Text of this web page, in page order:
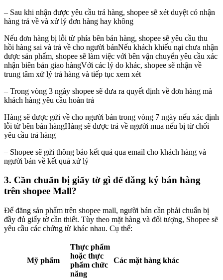
– Sau khi nhận được yêu cầu trả hàng, shopee sẽ xét duyệt có nhận
hàng trả về và xử lý đơn hàng hay không
Nếu đơn hàng bị lỗi từ phía bên bán hàng, shopee sẽ yêu cầu thu
hồi hàng sai và trả về cho người bánNếu khách khiếu nại chưa nhận
được sản phẩm, shopee sẽ làm việc với bên vận chuyển yêu cầu xác
nhận biên bản giao hàngVới các lý do khác, shopee sẽ nhận về
trung tâm xử lý trả hàng và tiếp tục xem xét
– Trong vòng 3 ngày shopee sẽ đưa ra quyết định về đơn hàng mà
khách hàng yêu cầu hoàn trả
Hàng sẽ được gửi về cho người bán trong vòng 7 ngày nếu xác định
lỗi từ bên bán hàngHàng sẽ được trả về người mua nếu bị từ chối
yêu cầu trả hàng
– Shopee sẽ gửi thông báo kết quả qua email cho khách hàng và
người bán về kết quả xử lý
3. Cần chuẩn bị giấy tờ gì để đăng ký bán hàng
trên shopee Mall?
Để đăng sản phẩm trên shopee mall, người bán cần phải chuẩn bị
đầy đủ giấy tờ cần thiết. Tùy theo mặt hàng và đối tượng, Shopee sẽ
yêu cầu các chứng từ khác nhau. Cụ thể:
Mỹ phẩm
Thực phẩm
hoặc thực
phẩm chức
năng
Các mặt hàng khác